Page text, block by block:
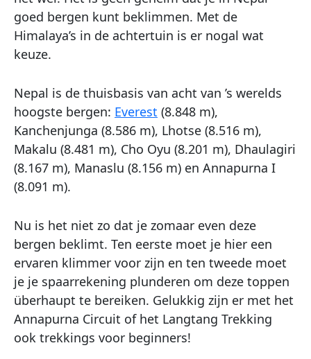
goed bergen kunt beklimmen. Met de
Himalaya’s in de achtertuin is er nogal wat
keuze.
Nepal is de thuisbasis van acht van ’s werelds
hoogste bergen: Everest (8.848 m),
Kanchenjunga (8.586 m), Lhotse (8.516 m),
Makalu (8.481 m), Cho Oyu (8.201 m), Dhaulagiri
(8.167 m), Manaslu (8.156 m) en Annapurna I
(8.091 m).
Nu is het niet zo dat je zomaar even deze
bergen beklimt. Ten eerste moet je hier een
ervaren klimmer voor zijn en ten tweede moet
je je spaarrekening plunderen om deze toppen
überhaupt te bereiken. Gelukkig zijn er met het
Annapurna Circuit of het Langtang Trekking
ook trekkings voor beginners!